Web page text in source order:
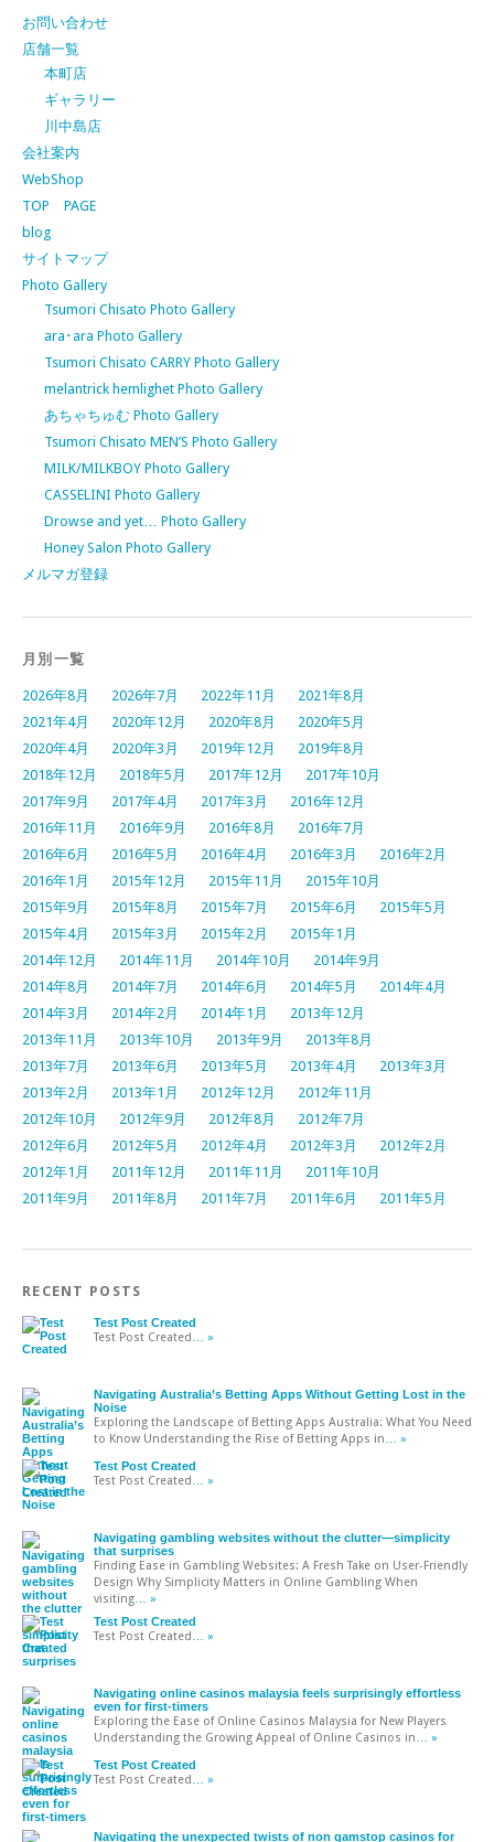
お問い合わせ
店舗一覧
本町店
ギャラリー
川中島店
会社案内
WebShop
TOP PAGE
blog
サイトマップ
Photo Gallery
Tsumori Chisato Photo Gallery
ara･ara Photo Gallery
Tsumori Chisato CARRY Photo Gallery
melantrick hemlighet Photo Gallery
あちゃちゅむ Photo Gallery
Tsumori Chisato MEN’S Photo Gallery
MILK/MILKBOY Photo Gallery
CASSELINI Photo Gallery
Drowse and yet… Photo Gallery
Honey Salon Photo Gallery
メルマガ登録
月別一覧
2026年8月 2026年7月 2022年11月
2021年8月
2021年4月
2020年12月 2020年8月
2020年5月
2020年4月
2020年3月 2019年12月
2019年8月
2018年12月
2018年5月 2017年12月
2017年10月
2017年9月
2017年4月 2017年3月
2016年12月
2016年11月
2016年9月 2016年8月
2016年7月
2016年6月
2016年5月 2016年4月 2016年3月
2016年2月
2016年1月
2015年12月 2015年11月
2015年10月
2015年9月
2015年8月 2015年7月 2015年6月
2015年5月
2015年4月
2015年3月 2015年2月
2015年1月
2014年12月
2014年11月 2014年10月
2014年9月
2014年8月
2014年7月 2014年6月 2014年5月
2014年4月
2014年3月
2014年2月 2014年1月
2013年12月
2013年11月
2013年10月 2013年9月
2013年8月
2013年7月
2013年6月 2013年5月 2013年4月
2013年3月
2013年2月
2013年1月 2012年12月
2012年11月
2012年10月
2012年9月 2012年8月
2012年7月
2012年6月
2012年5月 2012年4月 2012年3月
2012年2月
2012年1月
2011年12月 2011年11月
2011年10月
2011年9月
2011年8月 2011年7月 2011年6月 2011年5月
RECENT POSTS
Test Post Created
Test Post Created … »
Navigating Australia’s Betting Apps Without Getting Lost in the
Noise
Exploring the Landscape of Betting Apps Australia: What You Need
to Know Understanding the Rise of Betting Apps in … »
Test Post Created
Test Post Created … »
Navigating gambling websites without the clutter—simplicity
that surprises
Finding Ease in Gambling Websites: A Fresh Take on User-Friendly
Design Why Simplicity Matters in Online Gambling When
visiting … »
Test Post Created
Test Post Created … »
Navigating online casinos malaysia feels surprisingly effortless
even for first-timers
Exploring the Ease of Online Casinos Malaysia for New Players
Understanding the Growing Appeal of Online Casinos in … »
Test Post Created
Test Post Created … »
Navigating the unexpected twists of non gamstop casinos for